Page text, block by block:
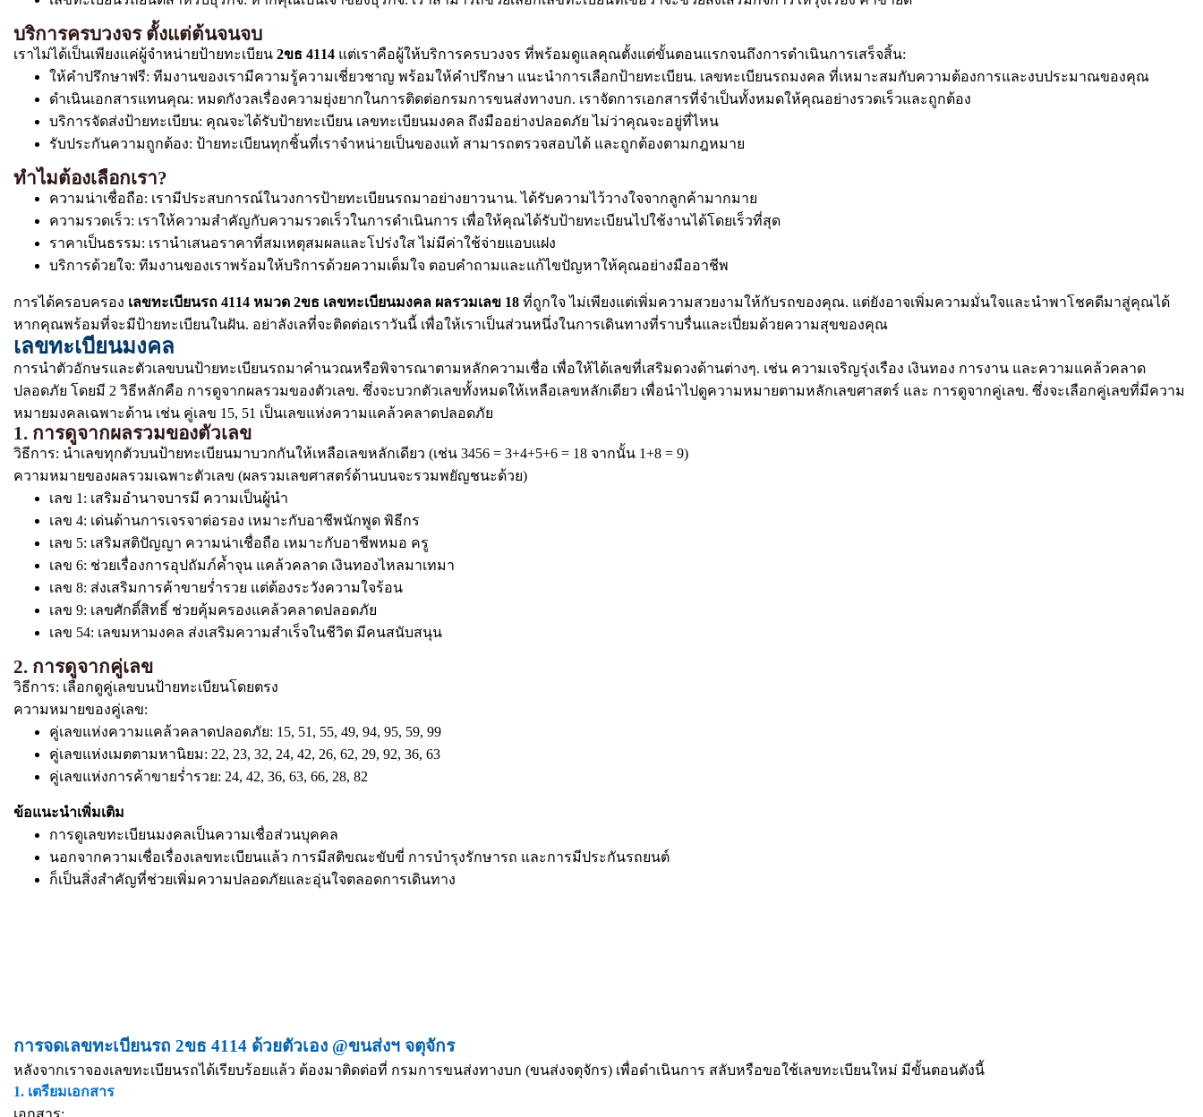
บริการครบวงจร ตั้งแต่ต้นจนจบ
เราไม่ได้เป็นเพียงแค่ผู้จำหน่ายป้ายทะเบียน 2ขธ 4114 แต่เราคือผู้ให้บริการครบวงจร ที่พร้อมดูแลคุณตั้งแต่ขั้นตอนแรกจนถึงการดำเนินการเสร็จสิ้น:
ให้คำปรึกษาฟรี: ทีมงานของเรามีความรู้ความเชี่ยวชาญ พร้อมให้คำปรึกษา แนะนำการเลือกป้ายทะเบียน. เลขทะเบียนรถมงคล ที่เหมาะสมกับความต้องการและงบประมาณของคุณ
ดำเนินเอกสารแทนคุณ: หมดกังวลเรื่องความยุ่งยากในการติดต่อกรมการขนส่งทางบก. เราจัดการเอกสารที่จำเป็นทั้งหมดให้คุณอย่างรวดเร็วและถูกต้อง
บริการจัดส่งป้ายทะเบียน: คุณจะได้รับป้ายทะเบียน เลขทะเบียนมงคล ถึงมืออย่างปลอดภัย ไม่ว่าคุณจะอยู่ที่ไหน
รับประกันความถูกต้อง: ป้ายทะเบียนทุกชิ้นที่เราจำหน่ายเป็นของแท้ สามารถตรวจสอบได้ และถูกต้องตามกฎหมาย
ทำไมต้องเลือกเรา?
ความน่าเชื่อถือ: เรามีประสบการณ์ในวงการป้ายทะเบียนรถมาอย่างยาวนาน. ได้รับความไว้วางใจจากลูกค้ามากมาย
ความรวดเร็ว: เราให้ความสำคัญกับความรวดเร็วในการดำเนินการ เพื่อให้คุณได้รับป้ายทะเบียนไปใช้งานได้โดยเร็วที่สุด
ราคาเป็นธรรม: เรานำเสนอราคาที่สมเหตุสมผลและโปร่งใส ไม่มีค่าใช้จ่ายแอบแฝง
บริการด้วยใจ: ทีมงานของเราพร้อมให้บริการด้วยความเต็มใจ ตอบคำถามและแก้ไขปัญหาให้คุณอย่างมืออาชีพ
การได้ครอบครอง เลขทะเบียนรถ 4114 หมวด 2ขธ เลขทะเบียนมงคล ผลรวมเลข 18 ที่ถูกใจ ไม่เพียงแต่เพิ่มความสวยงามให้กับรถของคุณ. แต่ยังอาจเพิ่มความมั่นใจและนำพาโชคดีมาสู่คุณได้
หากคุณพร้อมที่จะมีป้ายทะเบียนในฝัน. อย่าลังเลที่จะติดต่อเราวันนี้ เพื่อให้เราเป็นส่วนหนึ่งในการเดินทางที่ราบรื่นและเปี่ยมด้วยความสุขของคุณ
เลขทะเบียนมงคล
การนำตัวอักษรและตัวเลขบนป้ายทะเบียนรถมาคำนวณหรือพิจารณาตามหลักความเชื่อ เพื่อให้ได้เลขที่เสริมดวงด้านต่างๆ. เช่น ความเจริญรุ่งเรือง เงินทอง การงาน และความแคล้วคลาด
ปลอดภัย โดยมี 2 วิธีหลักคือ การดูจากผลรวมของตัวเลข. ซึ่งจะบวกตัวเลขทั้งหมดให้เหลือเลขหลักเดียว เพื่อนำไปดูความหมายตามหลักเลขศาสตร์ และ การดูจากคู่เลข. ซึ่งจะเลือกคู่เลขที่มีความ
หมายมงคลเฉพาะด้าน เช่น คู่เลข 15, 51 เป็นเลขแห่งความแคล้วคลาดปลอดภัย
1. การดูจากผลรวมของตัวเลข
วิธีการ: นำเลขทุกตัวบนป้ายทะเบียนมาบวกกันให้เหลือเลขหลักเดียว (เช่น 3456 = 3+4+5+6 = 18 จากนั้น 1+8 = 9)
ความหมายของผลรวมเฉพาะตัวเลข (ผลรวมเลขศาสตร์ด้านบนจะรวมพยัญชนะด้วย)
เลข 1: เสริมอำนาจบารมี ความเป็นผู้นำ
เลข 4: เด่นด้านการเจรจาต่อรอง เหมาะกับอาชีพนักพูด พิธีกร
เลข 5: เสริมสติปัญญา ความน่าเชื่อถือ เหมาะกับอาชีพหมอ ครู
เลข 6: ช่วยเรื่องการอุปถัมภ์ค้ำจุน แคล้วคลาด เงินทองไหลมาเทมา
เลข 8: ส่งเสริมการค้าขายร่ำรวย แต่ต้องระวังความใจร้อน
เลข 9: เลขศักดิ์สิทธิ์ ช่วยคุ้มครองแคล้วคลาดปลอดภัย
เลข 54: เลขมหามงคล ส่งเสริมความสำเร็จในชีวิต มีคนสนับสนุน
2. การดูจากคู่เลข
วิธีการ: เลือกดูคู่เลขบนป้ายทะเบียนโดยตรง
ความหมายของคู่เลข:
คู่เลขแห่งความแคล้วคลาดปลอดภัย: 15, 51, 55, 49, 94, 95, 59, 99
คู่เลขแห่งเมตตามหานิยม: 22, 23, 32, 24, 42, 26, 62, 29, 92, 36, 63
คู่เลขแห่งการค้าขายร่ำรวย: 24, 42, 36, 63, 66, 28, 82
ข้อแนะนำเพิ่มเติม
การดูเลขทะเบียนมงคลเป็นความเชื่อส่วนบุคคล
นอกจากความเชื่อเรื่องเลขทะเบียนแล้ว การมีสติขณะขับขี่ การบำรุงรักษารถ และการมีประกันรถยนต์
ก็เป็นสิ่งสำคัญที่ช่วยเพิ่มความปลอดภัยและอุ่นใจตลอดการเดินทาง
การจดเลขทะเบียนรถ 2ขธ 4114 ด้วยตัวเอง @ขนส่งฯ จตุจักร
หลังจากเราจองเลขทะเบียนรถได้เรียบร้อยแล้ว ต้องมาติดต่อที่ กรมการขนส่งทางบก (ขนส่งจตุจักร) เพื่อดำเนินการ สลับหรือขอใช้เลขทะเบียนใหม่ มีขั้นตอนดังนี้
1. เตรียมเอกสาร
เอกสาร: